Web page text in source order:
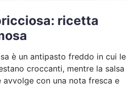
ricetta
è un antipasto freddo in cui le
croccanti, mentre la salsa
con una nota fresca e